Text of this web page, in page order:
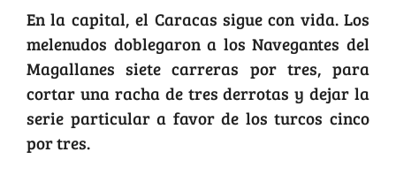
En la capital, el Caracas sigue con vida. Los
melenudos doblegaron a los Navegantes del
Magallanes siete carreras por tres, para
cortar una racha de tres derrotas y dejar la
serie particular a favor de los turcos cinco
por tres.